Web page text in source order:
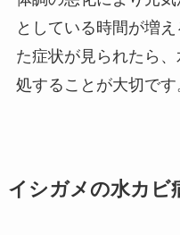
としている時間が増
た症状が見られたら
処することが大切です
イシガメの水カビ